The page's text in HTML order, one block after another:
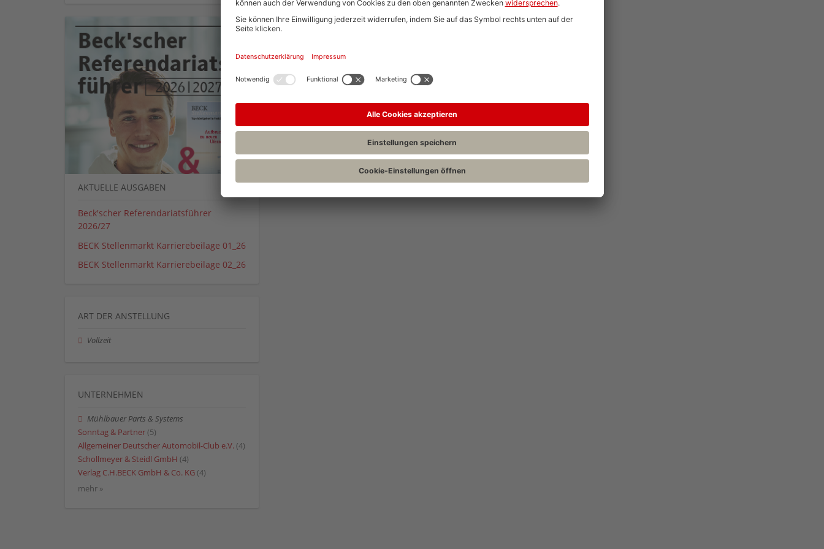
AKTUELLE AUSGABEN
Beck'scher Referendariatsführer
2026/27
BECK Stellenmarkt Karrierebeilage 01_26
BECK Stellenmarkt Karrierebeilage 02_26
ART DER ANSTELLUNG
Vollzeit
UNTERNEHMEN
Mühlbauer Parts & Systems
Sonntag & Partner (5)
Allgemeiner Deutscher Automobil-Club e.V. (4)
Schollmeyer & Steidl GmbH (4)
Verlag C.H.BECK GmbH & Co. KG (4)
mehr »